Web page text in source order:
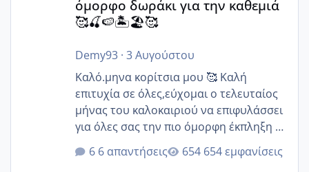
όμορφο δωράκι για την καθεμιά
🥰🍒🍉🏝️🏖️🥰
Demy93· 3 Αυγούστου
Καλό.μηνα κορίτσια μου 🥰 Καλή
επιτυχία σε όλες,εύχομαι ο τελευταίος
μήνας του καλοκαιριού να επιφυλάσσει
για όλες σας την πιο όμορφη έκπληξη 🧿
@Elk @Melikara86 @Παρασκευαιδου
@Zenia z @melitiniღ @Christi.D.
6 απαντήσεις 654 εμφανίσεις